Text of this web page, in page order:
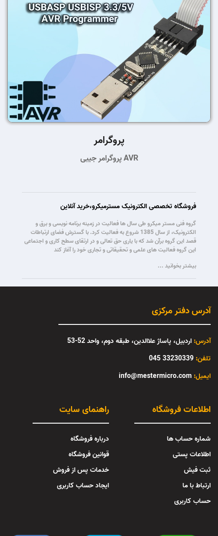
پروگرامر
پروگرامر جیبی AVR
فروشگاه تخصصی الکترونیک مسترمیکرو،خرید آنلاین
گروه فنی مستر میکرو طی سال ها فعالیت در زمینه برنامه نویسی و برق و
الکترونیک، از سال 1385 شروع به فعالیت کرد. با گسترش فضای ارتباطات
قصد این گروه برآن شد که با یاری حق تعالی و در ارتقای سطح کاری و اجتماعی
این گروه فعالیت های علمی و تحقیقاتی و تجاری خود را آغاز کند
بیشتر بخوانید ...
آدرس دفتر مرکزی
آدرس: اردبیل، پاساژ علاالدین، طبقه دوم، واحد 52-53
تلفن: 33230339 045
info@mestermicro.com :ایمیل
راهنمای سایت
درباره فروشگاه
قوانین فروشگاه
خدمات پس از فروش
ایجاد حساب کاربری
اطلاعات فروشگاه
شماره حساب ها
اطلاعات پستی
ثبت فیش
ارتباط با ما
حساب کاربری